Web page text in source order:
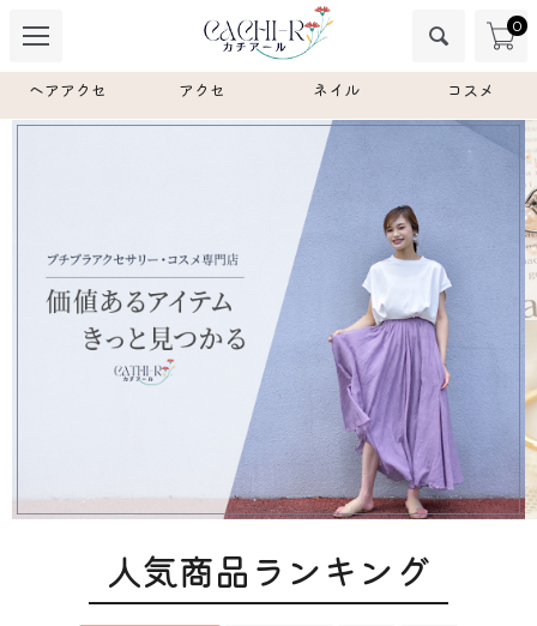
0
ヘアアクセ アクセ ネイル コスメ
人気商品ランキング